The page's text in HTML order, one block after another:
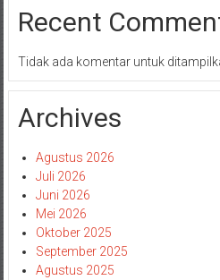
Recent
Tidak ada komentar untuk
Archives
Agustus 2026
Juli 2026
Juni 2026
Mei 2026
Oktober 2025
September 2025
Agustus 2025